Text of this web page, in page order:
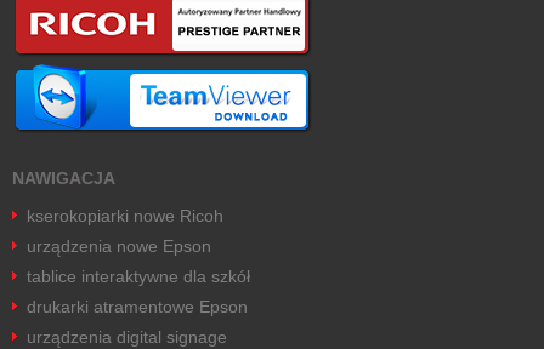
NAWIGACJA
kserokopiarki nowe Ricoh
urządzenia nowe Epson
tablice interaktywne dla szkół
drukarki atramentowe Epson
urządzenia digital signage